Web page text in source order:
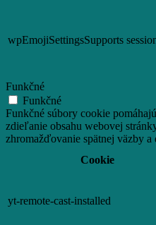
wpEmojiSettingsSupports
Funkčné
Funkčné
Funkčné súbory cookie
zdieľanie obsahu webovej
zhromažďovanie spätnej väzby
Cookie
yt-remote-cast-installed